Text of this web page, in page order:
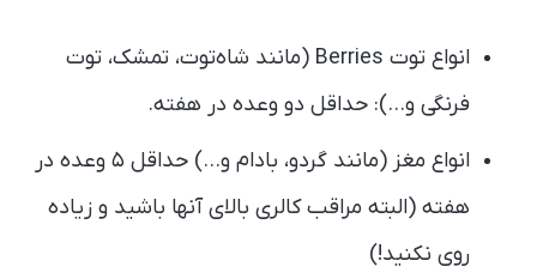
انواع توت Berries (مانند شاه‌توت، تمشک، توت
فرنگی و…): حداقل دو وعده در هفته.
انواع مغز (مانند گردو، بادام و…) حداقل ۵ وعده در
هفته (البته مراقب کالری بالای آنها باشید و زیاده
روی نکنید!)